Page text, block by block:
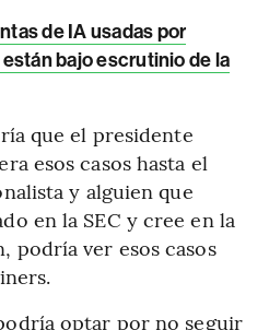
de IA usadas por
bajo escrutinio de la
que el presidente
esos casos hasta el
y alguien que
en la SEC y cree en la
podría ver esos casos
optar por no seguir